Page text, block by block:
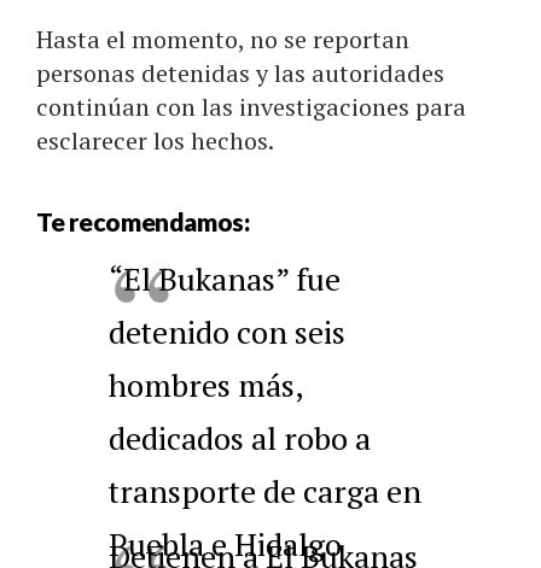
Hasta el momento, no se reportan
personas detenidas y las autoridades
continúan con las investigaciones para
esclarecer los hechos.
Te recomendamos:
“El Bukanas” fue
detenido con seis
hombres más,
dedicados al robo a
transporte de carga en
Puebla e Hidalgo
Detienen a El Bukanas